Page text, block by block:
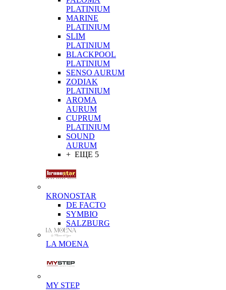
PLATINIUM
MARINE
PLATINIUM
SLIM
PLATINIUM
BLACKPOOL
PLATINIUM
SENSO AURUM
ZODIAK
PLATINIUM
AROMA
AURUM
CUPRUM
PLATINIUM
SOUND
AURUM
+ ЕЩЕ 5
KRONOSTAR
DE FACTO
SYMBIO
SALZBURG
LA MOENA
MY STEP